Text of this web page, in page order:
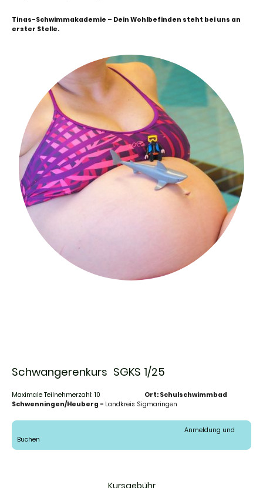
Tinas-Schwimmakademie – Dein Wohlbefinden steht bei uns an
erster Stelle.
Schwangerenkurs SGKS 1/25
Maximale Teilnehmerzahl: 10
Ort: Schulschwimmbad
Schwenningen/Heuberg - Landkreis Sigmaringen
Anmeldung und
Buchen